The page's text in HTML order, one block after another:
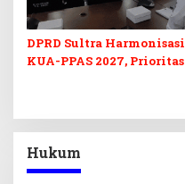
DPRD Sultra Harmonisasi
KUA-PPAS 2027, Prioritas
Hukum